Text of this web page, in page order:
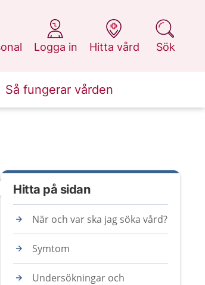
Logga in
på 1177.se
Hitta vård
på 1177.se
Sök
på 1177.se
Så fungerar vården
Hitta på sidan
När och var ska jag söka vård?
Symtom
Undersökningar och